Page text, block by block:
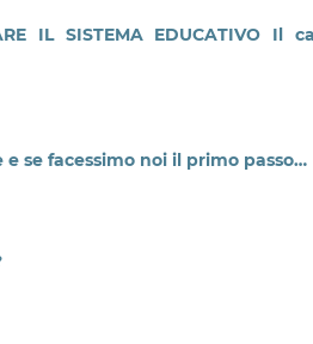
IL SISTEMA EDUCATIVO
e se facessimo noi il primo passo…